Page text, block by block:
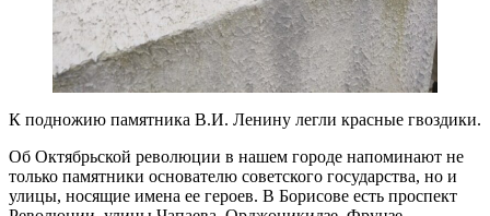
К подножию памятника В.И. Ленину легли красные гвоздики.
Об Октябрьской революции в нашем городе напоминают не
только памятники основателю советского государства, но и
улицы, носящие имена ее героев. В Борисове есть проспект